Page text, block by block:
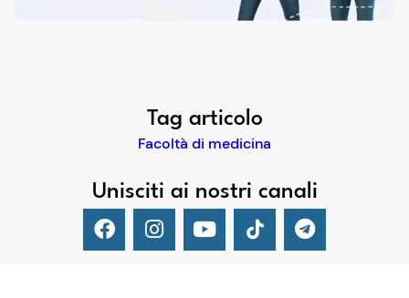
Tag articolo
Facoltà di medicina
Unisciti ai nostri canali